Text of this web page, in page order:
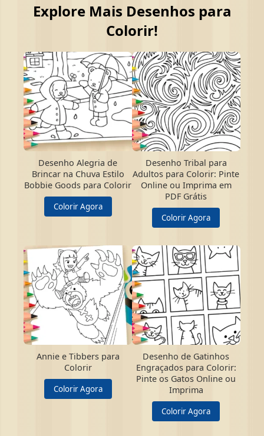
Explore Mais Desenhos para
Colorir!
Desenho Alegria de
Brincar na Chuva Estilo
Bobbie Goods para Colorir
Colorir Agora
Desenho Tribal para
Adultos para Colorir: Pinte
Online ou Imprima em
PDF Grátis
Colorir Agora
Annie e Tibbers para
Colorir
Colorir Agora
Desenho de Gatinhos
Engraçados para Colorir:
Pinte os Gatos Online ou
Imprima
Colorir Agora